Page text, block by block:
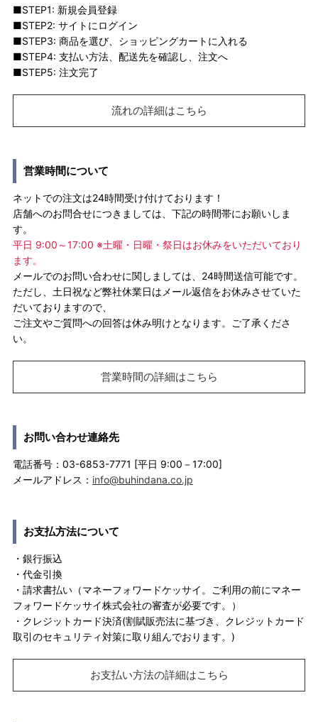
■STEP1: 新規会員登録
■STEP2: サイトにログイン
■STEP3: 商品を選び、ショッピングカートに入れる
■STEP4: 支払い方法、配送先を確認し、注文へ
■STEP5: 注文完了
流れの詳細はこちら
営業時間について
ネットでの注文は24時間受け付けております！
店舗へのお問合せにつきましては、下記の時間帯にお願いしま
す。
平日 9:00～17:00 ※土曜・日曜・祭日はお休みをいただいており
ます。
メールでのお問い合わせに関しましては、24時間送信可能です。
ただし、土日祝など弊社休業日はメール返信をお休みさせていた
だいておりますので、
ご注文やご質問への回答は休み明けとなります。ご了承くださ
い。
営業時間の詳細はこちら
お問い合わせ連絡先
電話番号：03-6853-7771 [平日 9:00－17:00]
メールアドレス： info@buhindana.co.jp
お支払方法について
・銀行振込
・代金引換
・請求書払い（マネーフォワードケッサイ。ご利用の前にマネー
フォワードケッサイ株式会社の審査が必要です。）
・クレジットカード決済(割賦販売法に基づき、クレジットカード
取引のセキュリティ対策に取り組んでおります。)
お支払い方法の詳細はこちら